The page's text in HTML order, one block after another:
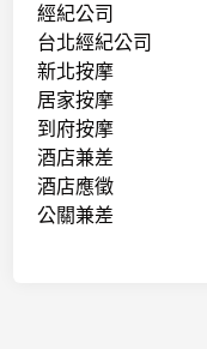
經紀公司
台北經紀公司
新北按摩
居家按摩
到府按摩
酒店兼差
酒店應徵
公關兼差